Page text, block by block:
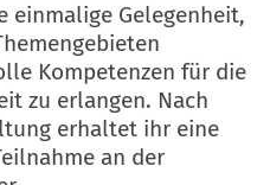
einmalige Gelegenheit,
Kompetenzen für die
zu erlangen. Nach
erhaltet ihr eine
an der